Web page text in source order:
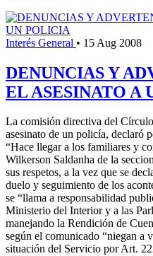
Interés General • 15 Aug 2008
DENUNCIAS Y
EL ASESINATO A
La comisión directiva del
asesinato de un policía, declaró
“Hace llegar a los familiares y
Wilkerson Saldanha de la
sus respetos, a la vez que se
duelo y seguimiento de los
se “llama a responsabilidad
Ministerio del Interior y a las
manejando la Rendición de
según el comunicado “niegan a
situación del Servicio por Art.